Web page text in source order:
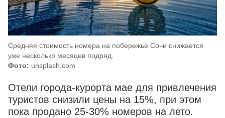
Средняя стоимость номера на побережье Сочи снижается
уже несколько месяцев подряд.
Фото: unsplash.com
Отели города-курорта мае для привлечения
туристов снизили цены на 15%, при этом
пока продано 25-30% номеров на лето.